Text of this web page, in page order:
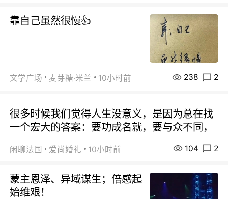
靠自己虽然很慢👍
文学广场 麦芽糖·米兰 10小时前 238 2
很多时候我们觉得人生没意义，是因为总在找
一个宏大的答案：要功成名就，要与众不同，
闲聊法国 爱尚婚礼 10小时前 104 2
蒙主恩泽、异域谋生；倍感起
始维艰！